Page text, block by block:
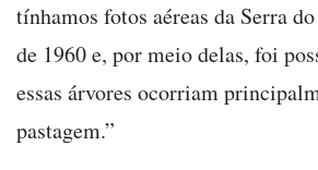
tínhamos fotos aéreas da Serra
de 1960 e, por meio delas, foi
essas árvores ocorriam
pastagem.”